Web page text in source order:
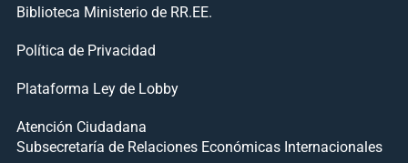
Biblioteca Ministerio de RR.EE.
Política de Privacidad
Plataforma Ley de Lobby
Atención Ciudadana
Subsecretaría de Relaciones Económicas Internacionales